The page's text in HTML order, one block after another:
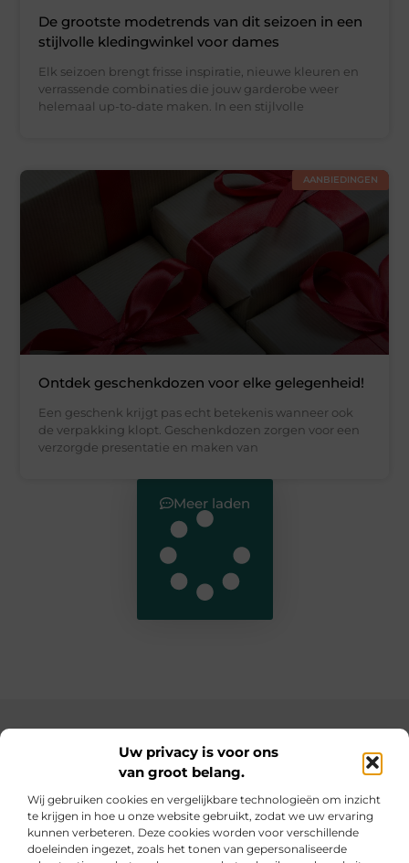
Uw privacy is voor ons
van groot belang.
Wij gebruiken cookies en vergelijkbare technologieën om inzicht
te krijgen in hoe u onze website gebruikt, zodat we uw ervaring
kunnen verbeteren. Deze cookies worden voor verschillende
doeleinden ingezet, zoals het tonen van gepersonaliseerde
De grootste modetrends van dit seizoen in een
stijlvolle kledingwinkel voor dames
Elk seizoen brengt frisse inspiratie, nieuwe kleuren en
verrassende combinaties die jouw garderobe weer
helemaal up-to-date maken. In een stijlvolle
AANBIEDINGEN
Ontdek geschenkdozen voor elke gelegenheid!
Een geschenk krijgt pas echt betekenis wanneer ook
de verpakking klopt. Geschenkdozen zorgen voor een
verzorgde presentatie en maken van
Meer laden
Elke dag iets nieuws op informe-toit.be
Praktische tips, slimme ideeën en boeiende verhalen
voor jouw dagelijks leven.